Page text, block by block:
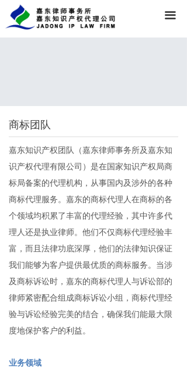
끀
商标团队
嘉东知识产权团队（嘉东律师事务所及嘉东知
识产权代理有限公司）是在国家知识产权局商
标局备案的代理机构，从事国内及涉外的各种
商标代理服务。嘉东的商标代理人在商标的各
个领域均积累了丰富的代理经验，其中许多代
理人还是执业律师。他们不仅商标代理经验丰
富，而且法律功底深厚，他们的法律知识保证
我们能够为客户提供最优质的商标服务。当涉
及商标诉讼时，嘉东的商标代理人与诉讼部的
律师紧密配合组成商标诉讼小组，商标代理经
验与诉讼经验完美的结合，确保我们能最大限
度地保护客户的利益。
业务领域